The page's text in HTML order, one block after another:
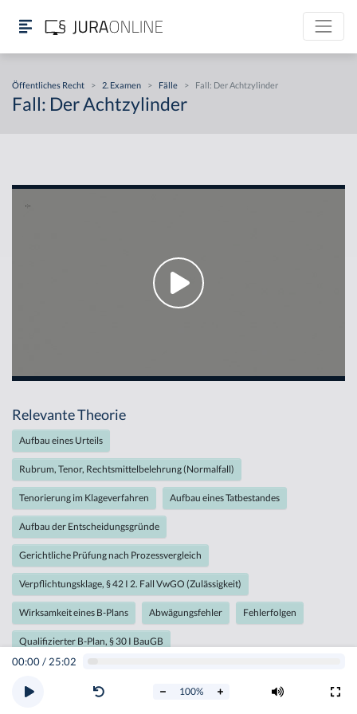
Öffentliches Recht > 2. Examen > Fälle > Fall: Der Achtzylinder
Fall: Der Achtzylinder
00:00/ 25:02
100%
Relevante Theorie
Aufbau eines Urteils
Rubrum, Tenor, Rechtsmittelbelehrung (Normalfall)
Tenorierung im Klageverfahren Aufbau eines Tatbestandes
Aufbau der Entscheidungsgründe
Gerichtliche Prüfung nach Prozessvergleich
Verpflichtungsklage, § 42 I 2. Fall VwGO (Zulässigkeit)
Wirksamkeit eines B-Plans Abwägungsfehler Fehlerfolgen
Qualifizierter B-Plan, § 30 I BauGB
Unbeplanter Innenbereich, § 34 BauGB